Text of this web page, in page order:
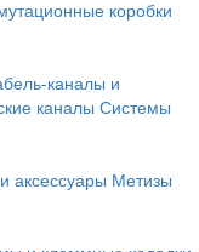
коробки
каналы и
каналы Системы
аксессуары Метизы